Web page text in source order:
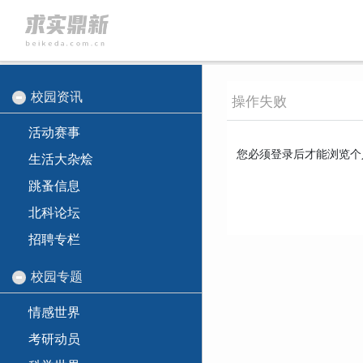
校园资讯
活动赛事
生活大杂烩
跳蚤信息
北科论坛
招聘专栏
校园专题
情感世界
考研动员
操作失败
您必须登录后才能浏览